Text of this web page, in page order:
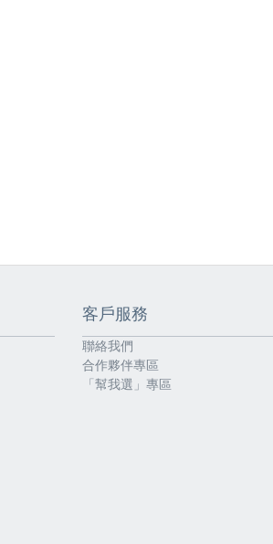
客戶服務
聯絡我們
合作夥伴專區
「幫我選」專區